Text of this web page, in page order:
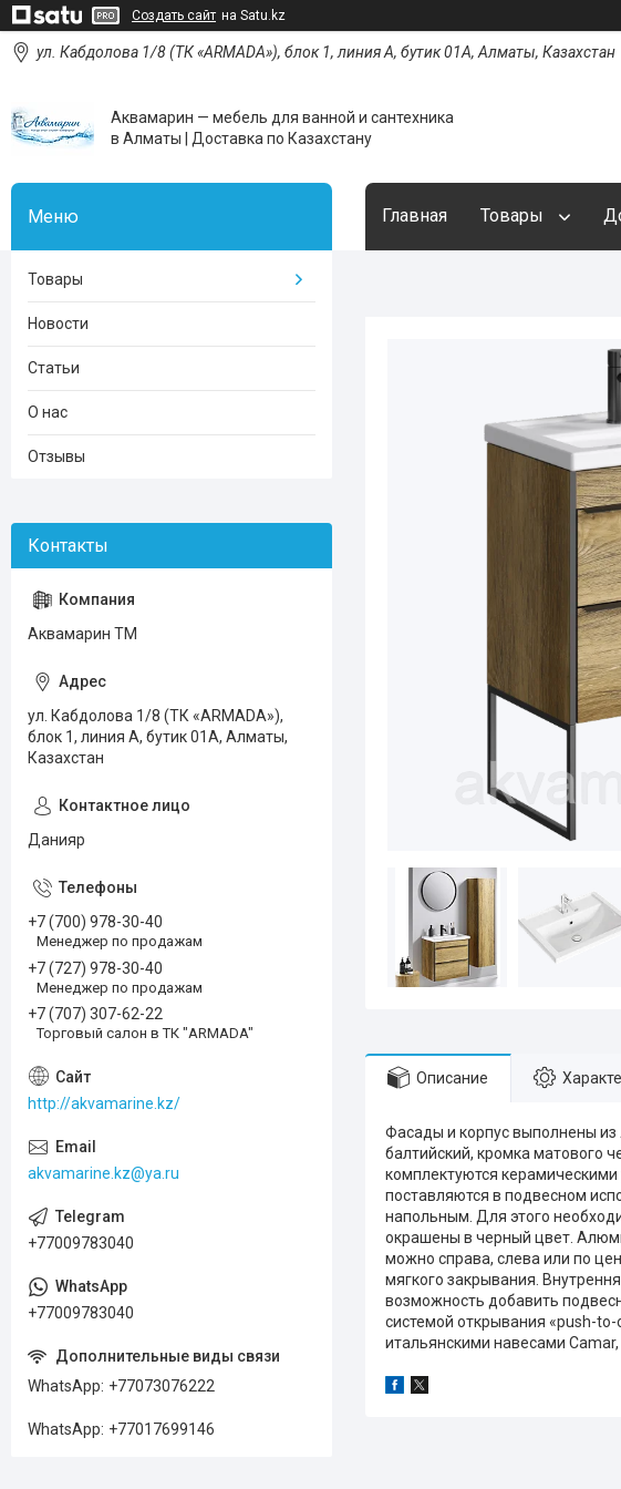
Создать сайт на Satu.kz
ул. Кабдолова 1/8 (ТК «ARMADA»), блок 1, линия А, бутик 01А, Алматы, Казахстан
Аквамарин — мебель для ванной и сантехника
в Алматы | Доставка по Казахстану
Главная Товары
Описание
Фасады и корпус выполнены
балтийский, кромка матового
комплектуются
поставляются в подвесном
напольным. Для этого
окрашены в черный цвет.
можно справа, слева или по
мягкого закрывания.
возможность добавить
системой открывания «push-
итальянскими навесами
Товары
Новости
Статьи
О нас
Отзывы
Аквамарин ТМ
ул. Кабдолова 1/8 (ТК «ARMADA»),
блок 1, линия А, бутик 01А, Алматы,
Казахстан
Данияр
+7 (700) 978-30-40
Менеджер по продажам
+7 (727) 978-30-40
Менеджер по продажам
+7 (707) 307-62-22
Торговый салон в ТК "ARMADA"
http://akvamarine.kz/
akvamarine.kz@ya.ru
+77009783040
+77009783040
WhatsApp +77073076222
WhatsApp +77017699146